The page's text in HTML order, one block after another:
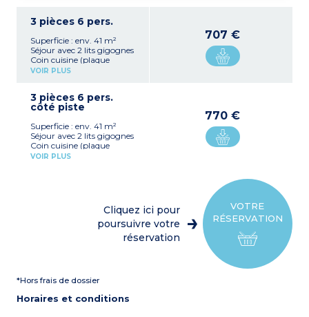
3 pièces 6 pers.
Superficie : env. 41 m²
Séjour avec 2 lits gigognes
Coin cuisine (plaque
vitrocéramique ou
réfrigérateur et cafetière à
capsules)
double
Coin montagne fermé
avec 2 lits superposés
Salle de bain, WC
VOIR PLUS
707 €
3 pièces 6 pers.
côté piste
Superficie : env. 41 m²
Séjour avec 2 lits gigognes
Coin cuisine (plaque
vitrocéramique ou
1 chambre séparée avec 1 lit
1 coin montagne fermé
avec 2 lits superposés
VOIR PLUS
770 €
VOTRE
RÉSERVATION
Cliquez ici pour
poursuivre votre
réservation
*Hors frais de dossier
Horaires et conditions